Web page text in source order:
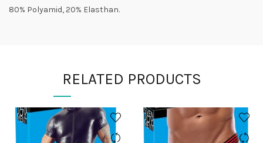
80% Polyamid, 20% Elasthan.
RELATED PRODUCTS